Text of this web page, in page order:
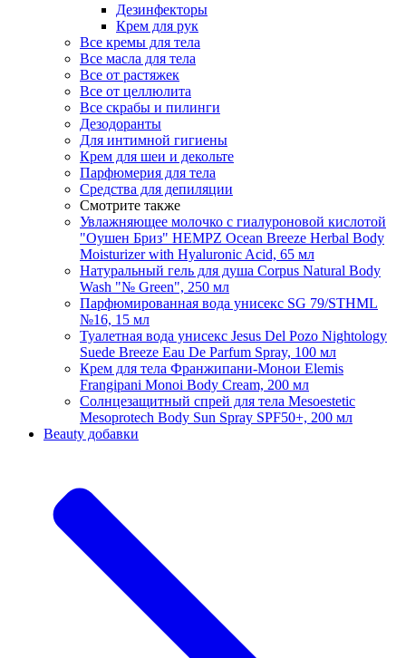
Дезинфекторы
Крем для рук
Все кремы для тела
Все масла для тела
Все от растяжек
Все от целлюлита
Все скрабы и пилинги
Дезодоранты
Для интимной гигиены
Крем для шеи и декольте
Парфюмерия для тела
Средства для депиляции
Смотрите также
Увлажняющее молочко с гиалуроновой кислотой
"Оушен Бриз" HEMPZ Ocean Breeze Herbal Body
Moisturizer with Hyaluronic Acid, 65 мл
Натуральный гель для душа Corpus Natural Body
Wash "№ Green", 250 мл
Парфюмированная вода унисекс SG 79/STHML
№16, 15 мл
Туалетная вода унисекс Jesus Del Pozo Nightology
Suede Breeze Eau De Parfum Spray, 100 мл
Крем для тела Франжипани-Монои Elemis
Frangipani Monoi Body Cream, 200 мл
Солнцезащитный спрей для тела Mesoestetic
Mesoprotech Body Sun Spray SPF50+, 200 мл
Beauty добавки